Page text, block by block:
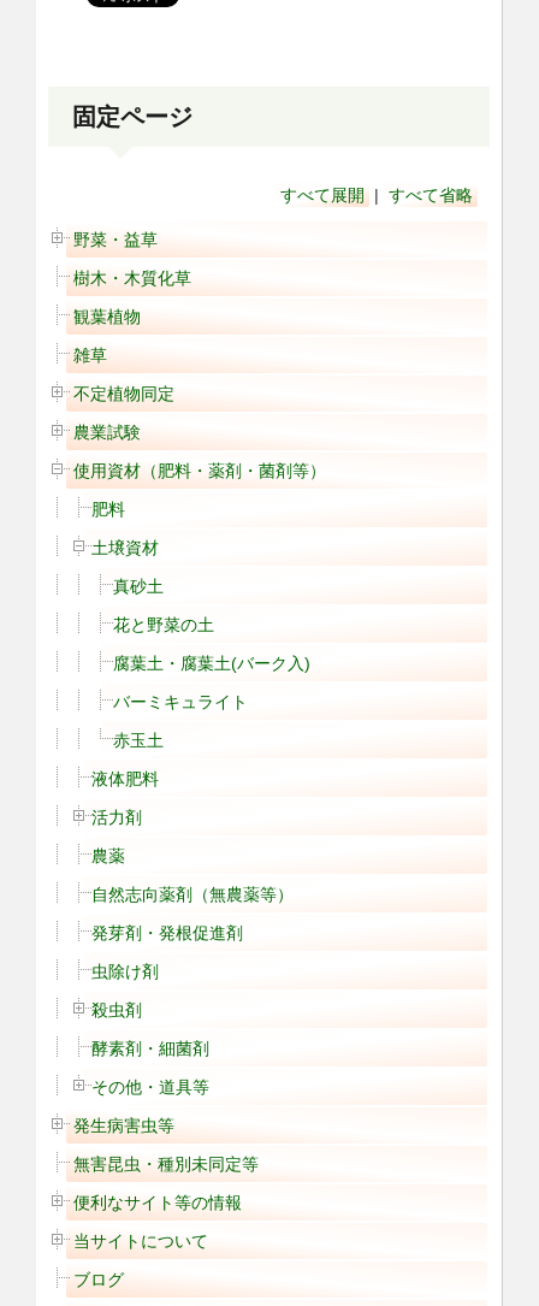
固定ページ
すべて展開 | すべて省略
野菜・益草
樹木・木質化草
観葉植物
雑草
不定植物同定
農業試験
使用資材（肥料・薬剤・菌剤等）
肥料
土壌資材
真砂土
花と野菜の土
腐葉土・腐葉土(バーク入)
バーミキュライト
赤玉土
液体肥料
活力剤
農薬
自然志向薬剤（無農薬等）
発芽剤・発根促進剤
虫除け剤
殺虫剤
酵素剤・細菌剤
その他・道具等
発生病害虫等
無害昆虫・種別未同定等
便利なサイト等の情報
当サイトについて
ブログ